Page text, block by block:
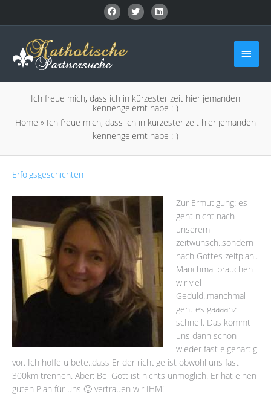
Ich freue mich, dass ich in kürzester zeit hier jemanden
kennengelernt habe :-)
Home » Ich freue mich, dass ich in kürzester zeit hier jemanden
kennengelernt habe :-)
Erfolgsgeschichten
Zur Ermutigung: es
geht nicht nach
unserem
zeitwunsch..sondern
nach Gottes zeitplan..
Manchmal brauchen
wir viel
Geduld..manchmal
geht es gaaaanz
schnell. Das kommt
uns dann schon
wieder fast eigenartig
vor. Ich hoffe u bete..dass Er der richtige ist obwohl uns fast
300km trennen. Aber: Bei Gott ist nichts unmöglich. Er hat einen
guten Plan für uns 🙂 vertrauen wir IHM!